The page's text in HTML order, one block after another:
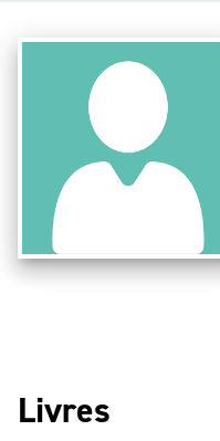
Livres